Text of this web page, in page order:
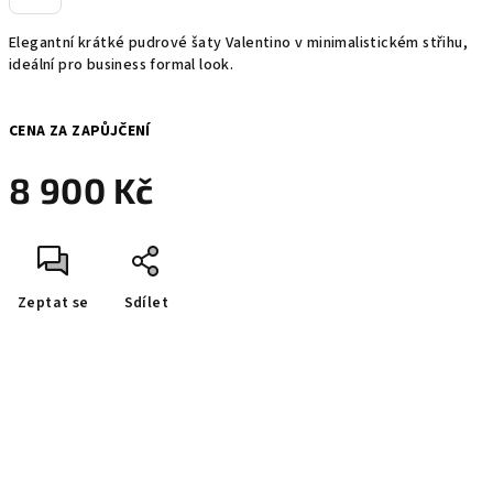
Elegantní krátké pudrové šaty Valentino v minimalistickém střihu,
ideální pro business formal look.
8 900 Kč
cena:
CENA ZA ZAPŮJČENÍ
Zeptat se Sdílet